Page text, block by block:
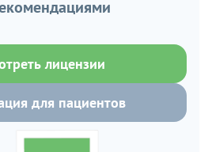
лицензии
для пациентов